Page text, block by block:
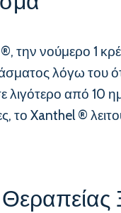
νούμερο 1
λόγω του
από 10
Xanthel ®